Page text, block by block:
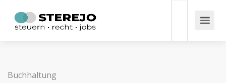
Buchhaltung